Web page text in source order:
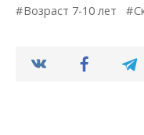
Возраст 7-10 лет